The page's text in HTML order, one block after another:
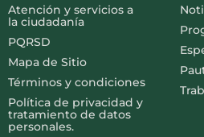
Atención y servicios a
la ciudadanía
PQRSD
Mapa de Sitio
Términos y condiciones
Política de privacidad y
tratamiento de datos
personales.